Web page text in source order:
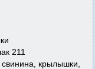
211
крылышки,